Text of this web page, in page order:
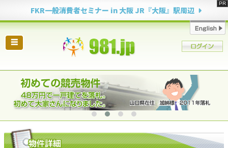
FKR一般消費者セミナー in 大阪 JR『大阪』駅周辺
☰